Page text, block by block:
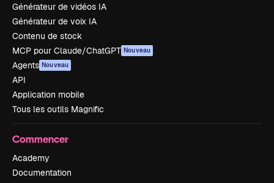
Générateur de vidéos IA
Générateur de voix IA
Contenu de stock
MCP pour Claude/ChatGPT Nouveau
Agents Nouveau
API
Application mobile
Tous les outils Magnific
Commencer
Academy
Documentation